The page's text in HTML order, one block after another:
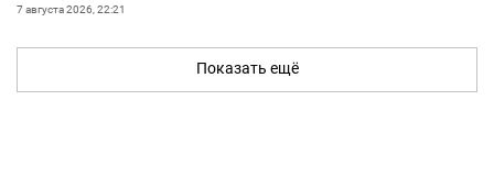
7 августа 2026, 22:21
Показать ещё